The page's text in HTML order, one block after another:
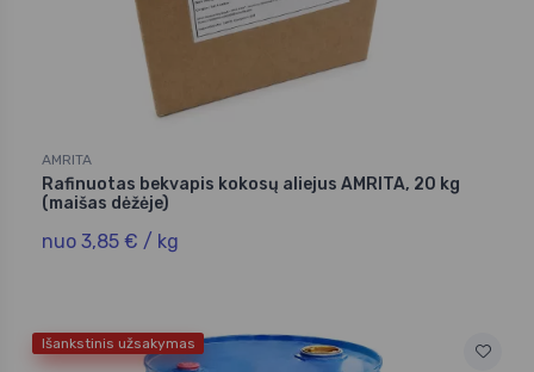
AMRITA
Rafinuotas bekvapis kokosų aliejus AMRITA, 20 kg
(maišas dėžėje)
nuo 3,85 € / kg
Išankstinis užsakymas